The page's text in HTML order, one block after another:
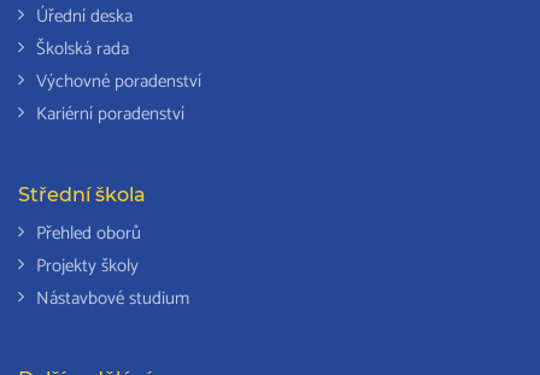
Úřední deska
Školská rada
Výchovné poradenství
Kariérní poradenství
Střední škola
Přehled oborů
Projekty školy
Nástavbové studium